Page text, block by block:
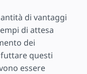
di vantaggi
di attesa
dei
questi
essere